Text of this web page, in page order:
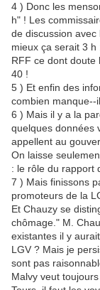
4 ) Donc les
h" ! Les
de discussion avec
mieux ça serait 3
RFF ce dont doute
40 !
5 ) Et enfin des
combien manque--
6 ) Mais il y a la
quelques données
appellent au
On laisse
: le rôle du rapport
7 ) Mais finissons
promoteurs de la
Et Chauzy se
chômage." M.
existantes il y
LGV ? Mais je
sont pas
Malvy veut